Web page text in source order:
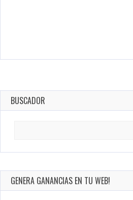
BUSCADOR
GENERA GANANCIAS EN TU WEB!